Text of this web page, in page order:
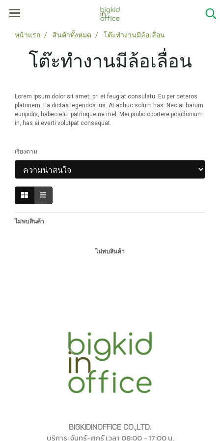
หน้าแรก สินค้าทั้งหมด โต๊ะทำงานมีล้อเลื่อน
โต๊ะทำงานมีล้อเลื่อน
Lorem ipsum dolor sit amet, pri et feugiat consulatu. Eu per ceteros
platonem. Ea dictas legendos ius. At adhuc solum has. Nec at harum
euripidis, habeo elitr patrioque ne mel. Mei probo oportere posidonium
in, has ei everti volutpat consequat.
เรียงตาม
ไม่พบสินค้า
ไม่พบสินค้า
BIGKIDINOFFICE CO.,LTD.
บริการ: จันทร์-ศุกร์ เวลา 08:00 - 17:00 น.